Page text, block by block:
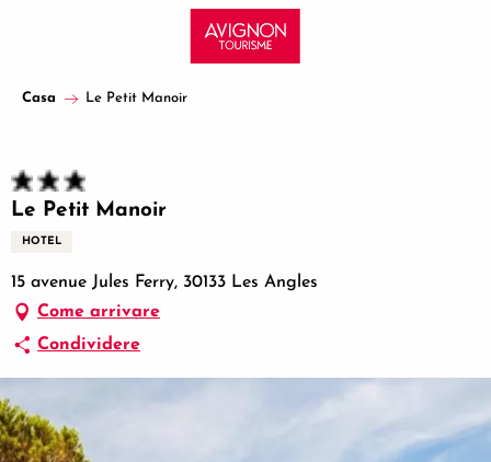
principal
Casa Le Petit Manoir
Le Petit Manoir
HOTEL
15 avenue Jules Ferry, 30133 Les Angles
Come arrivare
Condividere